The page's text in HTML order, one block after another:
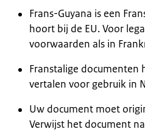
Frans-Guyana is een
hoort bij de EU. Voor
voorwaarden als in
Franstalige documenten
vertalen voor gebruik in
Uw document moet
Verwijst het document